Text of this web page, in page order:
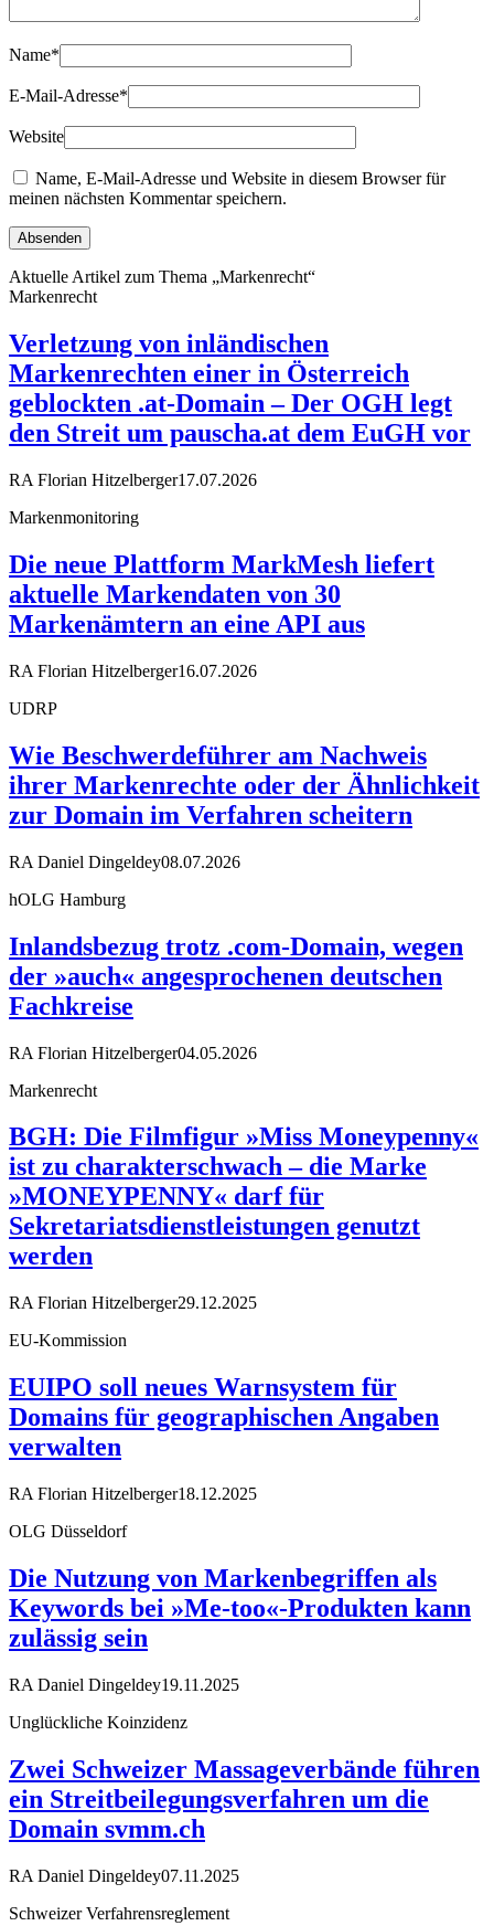
Name*
E-Mail-Adresse*
Website
Name, E-Mail-Adresse und Website in diesem Browser für
meinen nächsten Kommentar speichern.
Aktuelle Artikel zum Thema „Markenrecht“
Markenrecht
Verletzung von inländischen
Markenrechten einer in Österreich
geblockten .at-Domain – Der OGH legt
den Streit um pauscha.at dem EuGH vor
RA Florian Hitzelberger17.07.2026
Markenmonitoring
Die neue Plattform MarkMesh liefert
aktuelle Markendaten von 30
Markenämtern an eine API aus
RA Florian Hitzelberger16.07.2026
UDRP
Wie Beschwerdeführer am Nachweis
ihrer Markenrechte oder der Ähnlichkeit
zur Domain im Verfahren scheitern
RA Daniel Dingeldey08.07.2026
hOLG Hamburg
Inlandsbezug trotz .com-Domain, wegen
der »auch« angesprochenen deutschen
Fachkreise
RA Florian Hitzelberger04.05.2026
Markenrecht
BGH: Die Filmfigur »Miss Moneypenny«
ist zu charakterschwach – die Marke
»MONEYPENNY« darf für
Sekretariatsdienstleistungen genutzt
werden
RA Florian Hitzelberger29.12.2025
EU-Kommission
EUIPO soll neues Warnsystem für
Domains für geographischen Angaben
verwalten
RA Florian Hitzelberger18.12.2025
OLG Düsseldorf
Die Nutzung von Markenbegriffen als
Keywords bei »Me-too«-Produkten kann
zulässig sein
RA Daniel Dingeldey19.11.2025
Unglückliche Koinzidenz
Zwei Schweizer Massageverbände führen
ein Streitbeilegungsverfahren um die
Domain svmm.ch
RA Daniel Dingeldey07.11.2025
Schweizer Verfahrensreglement